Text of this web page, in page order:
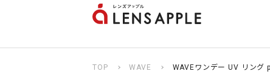
TOP WAVE WAVEワンデー UV リング